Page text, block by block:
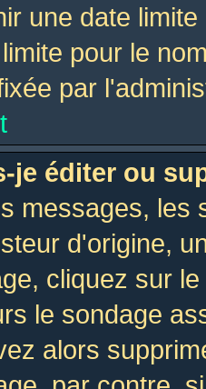
une date
pour le
par
je éditer ou
messages, les
d'origine,
cliquez sur
le sondage
alors